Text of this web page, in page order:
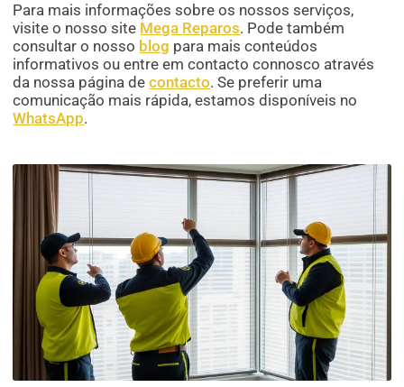
Para mais informações sobre os nossos serviços,
visite o nosso site Mega Reparos. Pode também
consultar o nosso blog para mais conteúdos
informativos ou entre em contacto connosco através
da nossa página decontacto. Se preferir uma
comunicação mais rápida, estamos disponíveis no
WhatsApp.